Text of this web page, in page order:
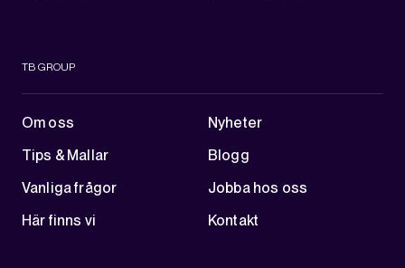
TB GROUP
Om oss
Nyheter
Tips & Mallar
Blogg
Vanliga frågor
Jobba hos oss
Här finns vi
Kontakt